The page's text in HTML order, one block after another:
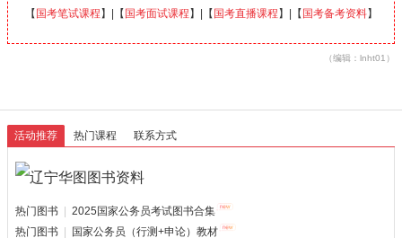
【 国考笔试课程 】|【 国考面试课程 】|【 国考直播课程 】|【 国考备考资料】
（编辑：lnht01）
活动推荐 热门课程 联系方式
热门图书
2025国家公务员考试图书合集
热门图书
国家公务员（行测+申论）教材